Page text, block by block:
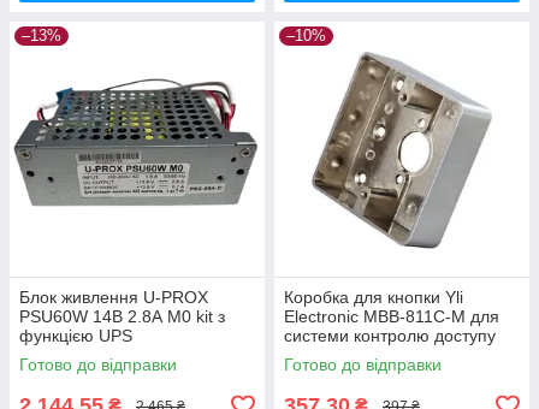
–13%
Блок живлення U-PROX
PSU60W 14В 2.8А M0 kit з
функцією UPS
Готово до відправки
–10%
Коробка для кнопки Yli
Electronic MBB-811C-M для
системи контролю доступу
Готово до відправки